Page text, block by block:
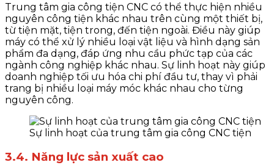
Trung tâm gia công tiện CNC có thể thực hiện nhiều
nguyên công tiện khác nhau trên cùng một thiết bị,
từ tiện mặt, tiện trong, đến tiện ngoài. Điều này giúp
máy có thể xử lý nhiều loại vật liệu và hình dạng sản
phẩm đa dạng, đáp ứng nhu cầu phức tạp của các
ngành công nghiệp khác nhau. Sự linh hoạt này giúp
doanh nghiệp tối ưu hóa chi phí đầu tư, thay vì phải
trang bị nhiều loại máy móc khác nhau cho từng
nguyên công.
Sự linh hoạt của trung tâm gia công CNC tiện
3.4. Năng lực sản xuất cao